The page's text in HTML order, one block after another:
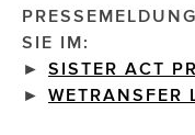
Impressionisten
JOHANN
SIE IM:
► SISTER ACT
►
WETRANSFER